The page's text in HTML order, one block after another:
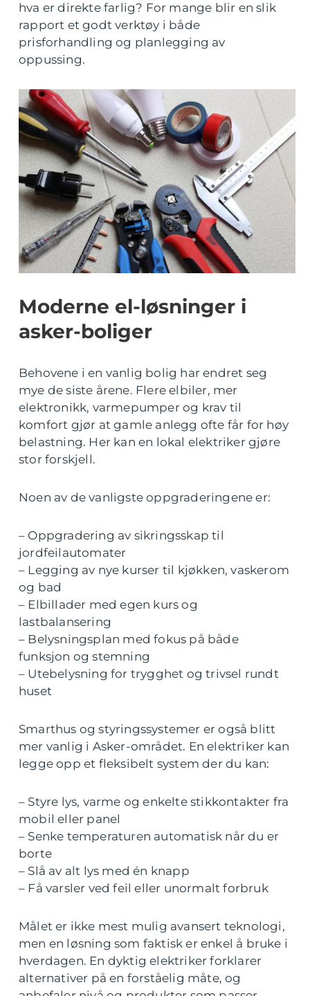
hva er direkte farlig? For mange blir en slik
rapport et godt verktøy i både
prisforhandling og planlegging av
oppussing.
Moderne el-løsninger i
asker-boliger
Behovene i en vanlig bolig har endret seg
mye de siste årene. Flere elbiler, mer
elektronikk, varmepumper og krav til
komfort gjør at gamle anlegg ofte får for høy
belastning. Her kan en lokal elektriker gjøre
stor forskjell.
Noen av de vanligste oppgraderingene er:
– Oppgradering av sikringsskap til
jordfeilautomater
– Legging av nye kurser til kjøkken, vaskerom
og bad
– Elbillader med egen kurs og
lastbalansering
– Belysningsplan med fokus på både
funksjon og stemning
– Utebelysning for trygghet og trivsel rundt
huset
Smarthus og styringssystemer er også blitt
mer vanlig i Asker-området. En elektriker kan
legge opp et fleksibelt system der du kan:
– Styre lys, varme og enkelte stikkontakter fra
mobil eller panel
– Senke temperaturen automatisk når du er
borte
– Slå av alt lys med én knapp
– Få varsler ved feil eller unormalt forbruk
Målet er ikke mest mulig avansert teknologi,
men en løsning som faktisk er enkel å bruke i
hverdagen. En dyktig elektriker forklarer
alternativer på en forståelig måte, og